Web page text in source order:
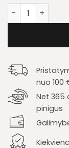
produkto
nuo 100
Net 365
pinigus